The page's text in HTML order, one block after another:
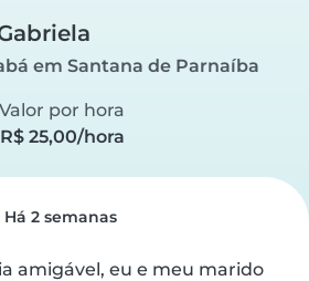
em Santana de Parnaíba
Valor por hora
R$ 25,00/hora
Há 2 semanas
amigável, eu e meu marido